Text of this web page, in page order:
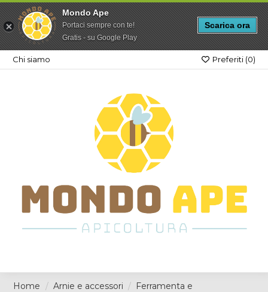
Mondo Ape
Portaci sempre con te!
Gratis - su Google Play
Scarica ora
Chi siamo Preferiti (0)
Home Arnie e accessori
Ferramenta e